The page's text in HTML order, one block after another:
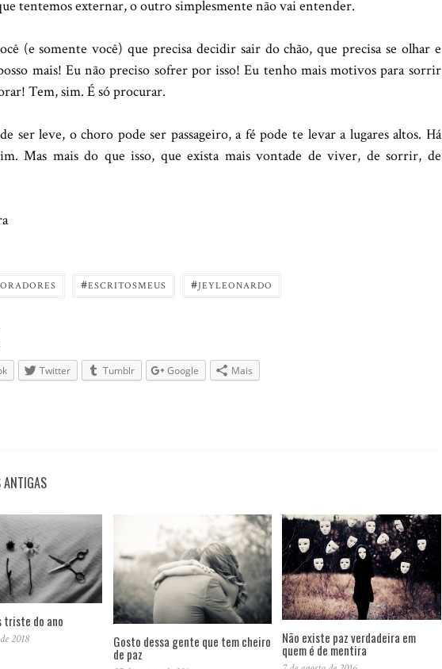
tentemos externar, o outro simplesmente não vai entender.
(e somente você) que precisa decidir sair do chão, que precisa se olhar e
mais! Eu não preciso sofrer por isso! Eu tenho mais motivos para sorrir
Tem, sim. É só procurar.
ser leve, o choro pode ser passageiro, a fé pode te levar a lugares altos. Há
Mas mais do que isso, que exista mais vontade de viver, de sorrir, de
#ESCRITOSMEUS #JEYLEONARDO
Twitter Tumblr Google Mais
ANTIGAS
triste do ano
2018 Gosto dessa gente que tem cheiro
de paz
Não existe paz verdadeira em
quem é de mentira